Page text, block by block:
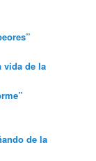
vida de la
de la